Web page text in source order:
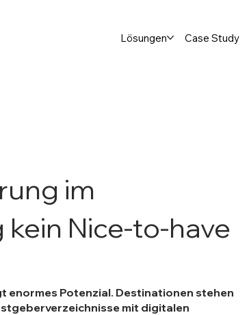
Lösungen Case Study
im
Nice-to-have
enormes Potenzial. Destinationen stehen
mit digitalen